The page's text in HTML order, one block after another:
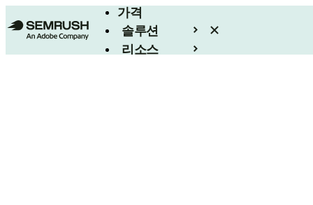
가격
솔루션
리소스